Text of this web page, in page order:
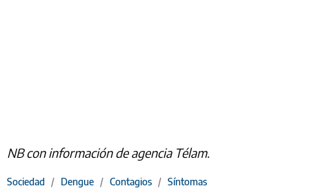
NB con información de agencia Télam.
Sociedad / Dengue / Contagios / Síntomas